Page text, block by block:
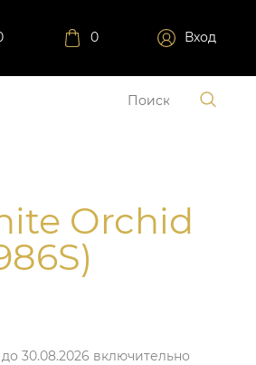
0 Вход
Orchid
30.08.2026 включительно